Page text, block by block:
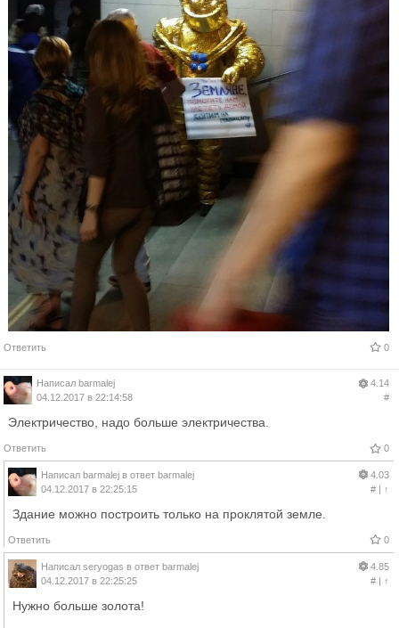
Ответить 0
Написал barmalej
04.12.2017 в 22:14:58
4.14
#
Электричество, надо больше электричества.
Ответить 0
Написал barmalej в ответ barmalej
04.12.2017 в 22:25:15
4.03
#| ↑
Здание можно построить только на проклятой земле.
Ответить 0
Написал seryogas в ответ barmalej
04.12.2017 в 22:25:25
4.85
#| ↑
Нужно больше золота!